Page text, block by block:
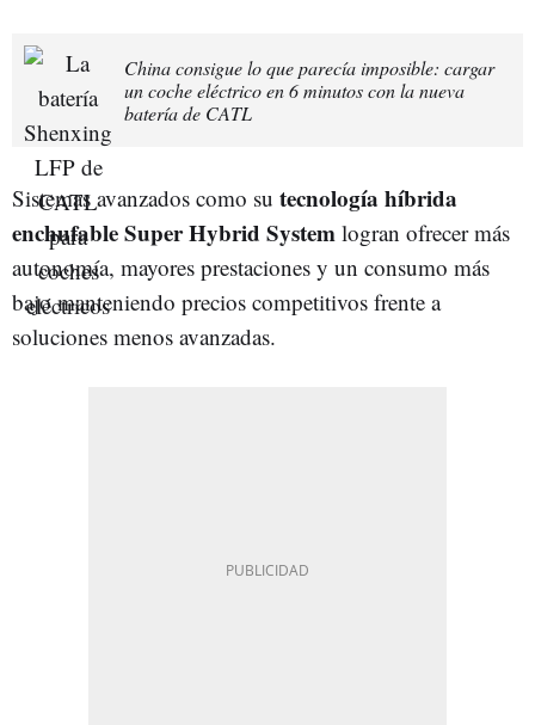
China consigue lo que parecía imposible: cargar
un coche eléctrico en 6 minutos con la nueva
batería de CATL
Sistemas avanzados como su tecnología híbrida
enchufable Super Hybrid System logran ofrecer más
autonomía, mayores prestaciones y un consumo más
bajo manteniendo precios competitivos frente a
soluciones menos avanzadas.